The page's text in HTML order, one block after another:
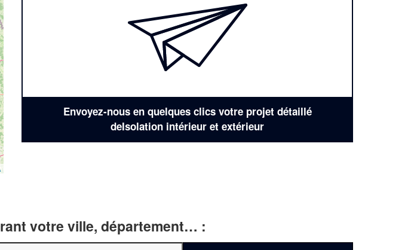
Envoyez-nous en quelques clics votre projet détaillé
deIsolation intérieur et extérieur
votre ville, département… :